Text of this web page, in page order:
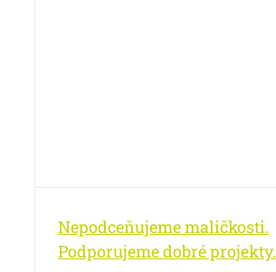
Nepodceňujeme maličkosti.
Podporujeme dobré projekty.